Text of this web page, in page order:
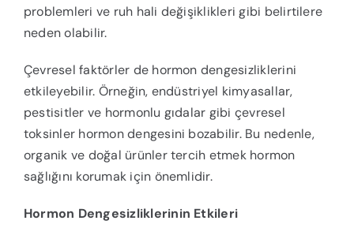
problemleri ve ruh hali değişiklikleri gibi belirtilere
neden olabilir.
Çevresel faktörler de hormon dengesizliklerini
etkileyebilir. Örneğin, endüstriyel kimyasallar,
pestisitler ve hormonlu gıdalar gibi çevresel
toksinler hormon dengesini bozabilir. Bu nedenle,
organik ve doğal ürünler tercih etmek hormon
sağlığını korumak için önemlidir.
Hormon Dengesizliklerinin Etkileri